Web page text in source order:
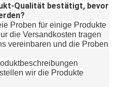
Qualität bestätigt, bevor
Proben für einige Produkte
die Versandkosten tragen
vereinbaren und die Proben
wir die Produkte